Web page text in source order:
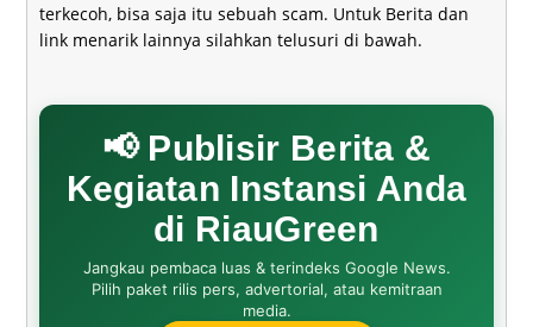
terkecoh, bisa saja itu sebuah scam. Untuk Berita dan
link menarik lainnya silahkan telusuri di bawah.
📢 Publisir Berita &
Kegiatan Instansi Anda
di RiauGreen
Jangkau pembaca luas & terindeks Google News.
Pilih paket rilis pers, advertorial, atau kemitraan
media.